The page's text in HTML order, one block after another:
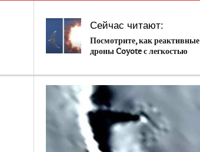
Сейчас читают:
Посмотрите, как реактивные
дроны Coyote с легкостью